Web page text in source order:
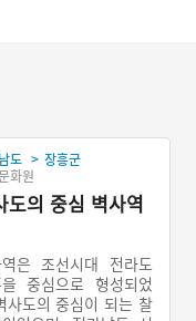
도 > 장흥군
화원
도의 중심 벽사역
역은 조선시대 전라도
을 중심으로 형성되었
사도의 중심이 되는 찰